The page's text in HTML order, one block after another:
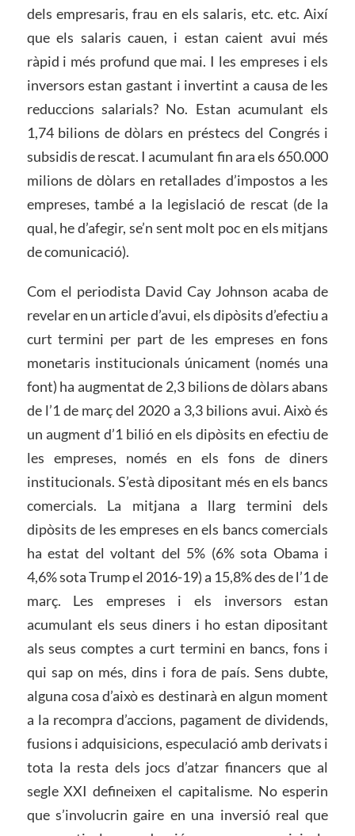
dels empresaris, frau en els salaris, etc. etc. Així
que els salaris cauen, i estan caient avui més
ràpid i més profund que mai. I les empreses i els
inversors estan gastant i invertint a causa de les
reduccions salarials? No. Estan acumulant els
1,74 bilions de dòlars en préstecs del Congrés i
subsidis de rescat. I acumulant fin ara els 650.000
milions de dòlars en retallades d’impostos a les
empreses, també a la legislació de rescat (de la
qual, he d’afegir, se’n sent molt poc en els mitjans
de comunicació).
Com el periodista David Cay Johnson acaba de
revelar en un article d’avui, els dipòsits d’efectiu a
curt termini per part de les empreses en fons
monetaris institucionals únicament (només una
font) ha augmentat de 2,3 bilions de dòlars abans
de l’1 de març del 2020 a 3,3 bilions avui. Això és
un augment d’1 bilió en els dipòsits en efectiu de
les empreses, només en els fons de diners
institucionals. S’està dipositant més en els bancs
comercials. La mitjana a llarg termini dels
dipòsits de les empreses en els bancs comercials
ha estat del voltant del 5% (6% sota Obama i
4,6% sota Trump el 2016-19) a 15,8% des de l’1 de
març. Les empreses i els inversors estan
acumulant els seus diners i ho estan dipositant
als seus comptes a curt termini en bancs, fons i
qui sap on més, dins i fora de país. Sens dubte,
alguna cosa d’això es destinarà en algun moment
a la recompra d’accions, pagament de dividends,
fusions i adquisicions, especulació amb derivats i
tota la resta dels jocs d’atzar financers que al
segle XXI defineixen el capitalisme. No esperin
que s’involucrin gaire en una inversió real que